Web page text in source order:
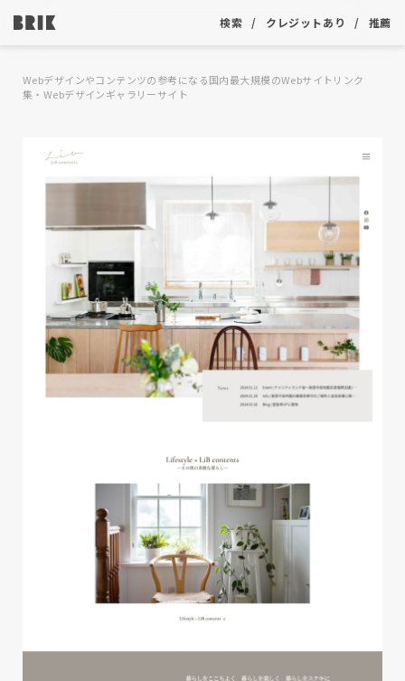
検索 クレジットあり 推薦
Webデザインやコンテンツの参考になる国内最大規模のWebサイトリンク
集・Webデザインギャラリーサイト